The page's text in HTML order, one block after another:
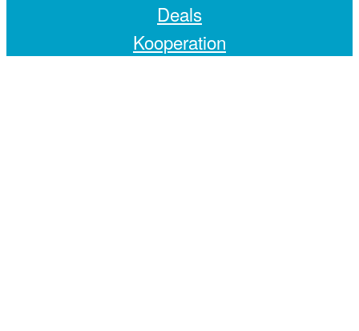
Deals
Kooperation